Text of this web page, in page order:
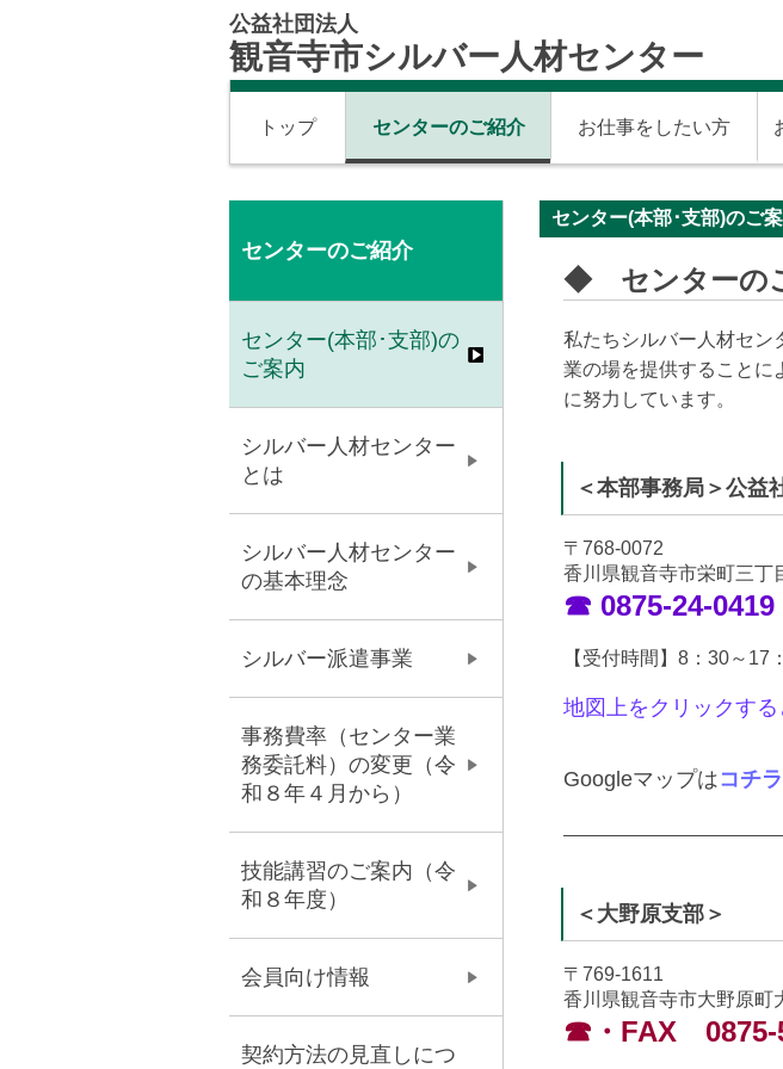
公益社団法人
観音寺市シルバー人材センター
トップ センターのご紹介 お仕事をしたい方
センター(本部･支部)のご
◆ センターの
私たちシルバー人材セン
業の場を提供することに
に努力しています。
＜本部事務局＞公
〒768-0072
香川県観音寺市栄町三丁
☎ 0875-24-0419
【受付時間】8：30～17
地図上をクリックす
Googleマップはコチラ
＜大野原支部＞
〒769-1611
香川県観音寺市大野原町
☎・FAX 0875-
センターのご紹介
センター(本部･支部)の
ご案内
シルバー人材センター
とは
シルバー人材センター
の基本理念
シルバー派遣事業
事務費率（センター業
務委託料）の変更（令
和８年４月から）
技能講習のご案内（令
和８年度）
会員向け情報
契約方法の見直しにつ